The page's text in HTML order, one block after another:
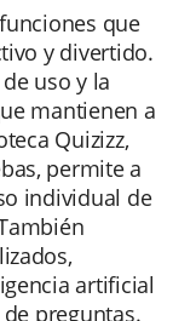
que
y divertido.
uso y la
mantienen a
Quizizz,
permite a
individual de
artificial
preguntas.